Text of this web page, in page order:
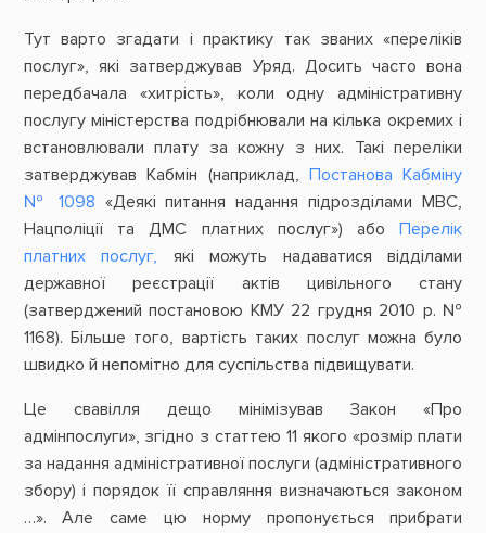
Тут варто згадати і практику так званих «переліків
послуг», які затверджував Уряд. Досить часто вона
передбачала «хитрість», коли одну адміністративну
послугу міністерства подрібнювали на кілька окремих і
встановлювали плату за кожну з них. Такі переліки
затверджував Кабмін (наприклад, Постанова Кабміну
№ 1098 «Деякі питання надання підрозділами МВС,
Нацполіції та ДМС платних послуг») абоПерелік
платних послуг, які можуть надаватися відділами
державної реєстрації актів цивільного стану
(затверджений постановою КМУ 22 грудня 2010 р. №
1168). Більше того, вартість таких послуг можна було
швидко й непомітно для суспільства підвищувати.
Це свавілля дещо мінімізував Закон «Про
адмінпослуги», згідно з статтею 11 якого «розмір плати
за надання адміністративної послуги (адміністративного
збору) і порядок її справляння визначаються законом
…». Але саме цю норму пропонується прибрати